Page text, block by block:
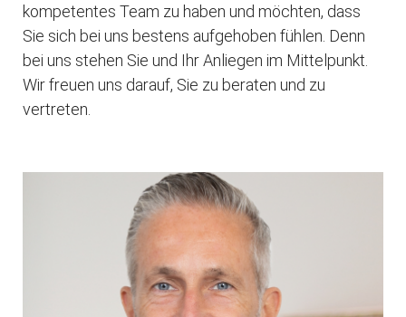
kompetentes Team zu haben und möchten, dass
Sie sich bei uns bestens aufgehoben fühlen. Denn
bei uns stehen Sie und Ihr Anliegen im Mittelpunkt.
Wir freuen uns darauf, Sie zu beraten und zu
vertreten.